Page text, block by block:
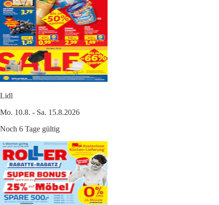
Lidl
Mo. 10.8. - Sa. 15.8.2026
Noch 6 Tage gültig